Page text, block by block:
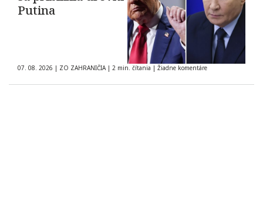
Putina
07. 08. 2026 | ZO ZAHRANIČIA | 2 min. čítania | Žiadne komentáre